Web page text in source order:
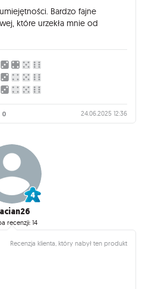
Bardzo fajne
które urzekła mnie od
0 24.06.2025 12:36
recenzji: 14
Recenzja klienta, który nabył ten produkt